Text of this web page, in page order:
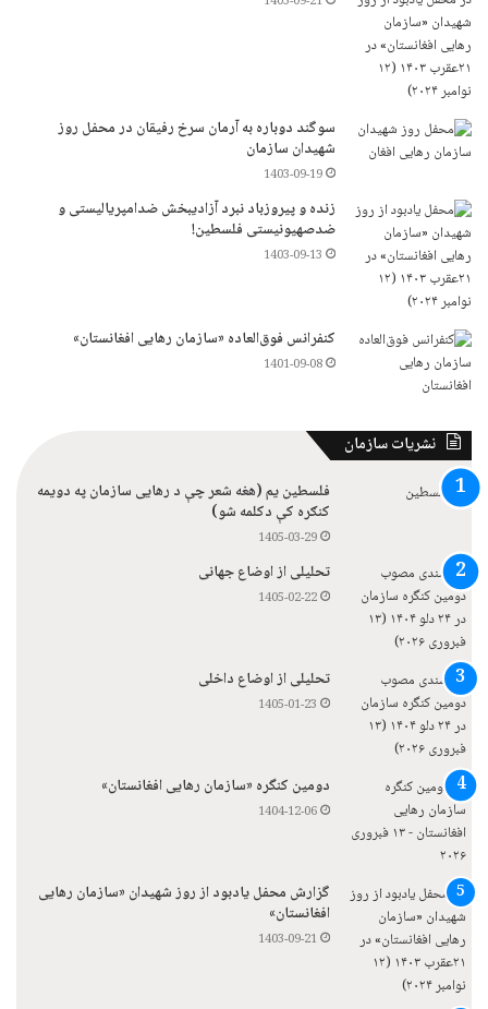
سوگند دوباره به آرمان سرخ رفیقان در محفل روز
شهیدان سازمان
1403-09-19
زنده و پیروزباد نبرد آزادیبخش ضدامپریالیستی و
ضدصهیونیستی فلسطین!
1403-09-13
کنفرانس فوق‌العاده «سازمان رهایی افغانستان»
1401-09-08
نشریات سازمان
فلسطین یم (هغه شعر چې د رهایی سازمان په دویمه
کنګره کې دکلمه شو)
1405-03-29
تحلیلی از اوضاع جهانی
1405-02-22
تحلیلی از اوضاع داخلی
1405-01-23
دومین کنگره «سازمان رهایی افغانستان»
1404-12-06
گزارش محفل یادبود از روز شهیدان «سازمان رهایی
افغانستان»
1403-09-21